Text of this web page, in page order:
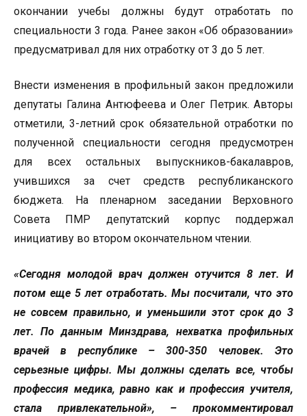
окончании учебы должны будут отработать по
специальности 3 года. Ранее закон «Об образовании»
предусматривал для них отработку от 3 до 5 лет.
Внести изменения в профильный закон предложили
депутаты Галина Антюфеева и Олег Петрик. Авторы
отметили, 3-летний срок обязательной отработки по
полученной специальности сегодня предусмотрен
для всех остальных выпускников-бакалавров,
учившихся за счет средств республиканского
бюджета. На пленарном заседании Верховного
Совета ПМР депутатский корпус поддержал
инициативу во втором окончательном чтении.
«Сегодня молодой врач должен отучится 8 лет. И
потом еще 5 лет отработать. Мы посчитали, что это
не совсем правильно, и уменьшили этот срок до 3
лет. По данным Минздрава, нехватка профильных
врачей в республике – 300-350 человек. Это
серьезные цифры. Мы должны сделать все, чтобы
профессия медика, равно как и профессия учителя,
стала привлекательной», – прокомментировал